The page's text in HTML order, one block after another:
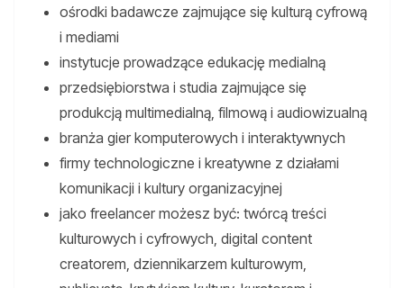
ośrodki badawcze zajmujące się kulturą cyfrową
i mediami
instytucje prowadzące edukację medialną
przedsiębiorstwa i studia zajmujące się
produkcją multimedialną, filmową i audiowizualną
branża gier komputerowych i interaktywnych
firmy technologiczne i kreatywne z działami
komunikacji i kultury organizacyjnej
jako freelancer możesz być: twórcą treści
kulturowych i cyfrowych, digital content
creatorem, dziennikarzem kulturowym,